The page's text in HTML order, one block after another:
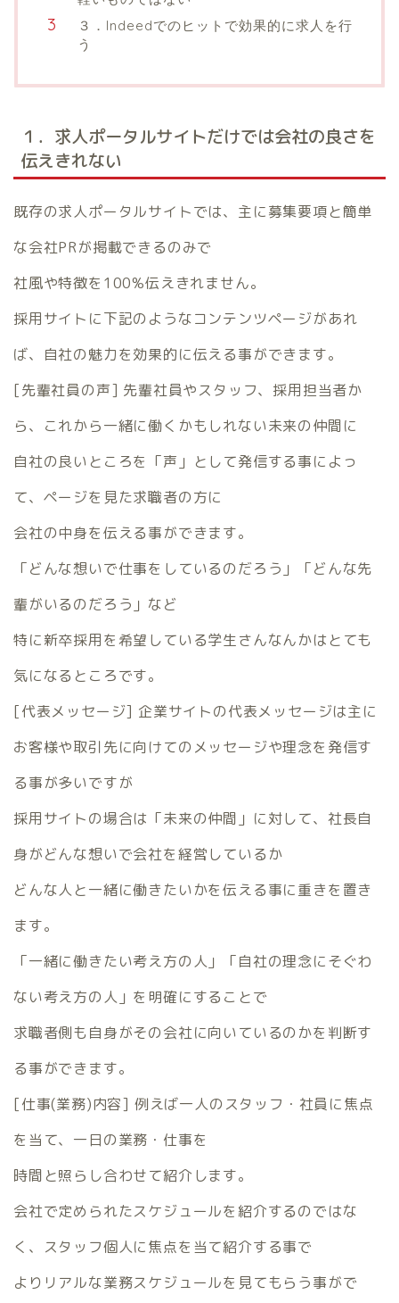
３．Indeedでのヒットで効果的に求人を行
う
１．求人ポータルサイトだけでは会社の良さを
伝えきれない
既存の求人ポータルサイトでは、主に募集要項と簡単
な会社PRが掲載できるのみで
社風や特徴を100%伝えきれません。
採用サイトに下記のようなコンテンツページがあれ
ば、自社の魅力を効果的に伝える事ができます。
[先輩社員の声] 先輩社員やスタッフ、採用担当者か
ら、これから一緒に働くかもしれない未来の仲間に
自社の良いところを「声」として発信する事によっ
て、ページを見た求職者の方に
会社の中身を伝える事ができます。
「どんな想いで仕事をしているのだろう」「どんな先
輩がいるのだろう」など
特に新卒採用を希望している学生さんなんかはとても
気になるところです。
[代表メッセージ] 企業サイトの代表メッセージは主に
お客様や取引先に向けてのメッセージや理念を発信す
る事が多いですが
採用サイトの場合は「未来の仲間」に対して、社長自
身がどんな想いで会社を経営しているか
どんな人と一緒に働きたいかを伝える事に重きを置き
ます。
「一緒に働きたい考え方の人」「自社の理念にそぐわ
ない考え方の人」を明確にすることで
求職者側も自身がその会社に向いているのかを判断す
る事ができます。
[仕事(業務)内容] 例えば一人のスタッフ・社員に焦点
を当て、一日の業務・仕事を
時間と照らし合わせて紹介します。
会社で定められたスケジュールを紹介するのではな
く、スタッフ個人に焦点を当て紹介する事で
よりリアルな業務スケジュールを見てもらう事がで